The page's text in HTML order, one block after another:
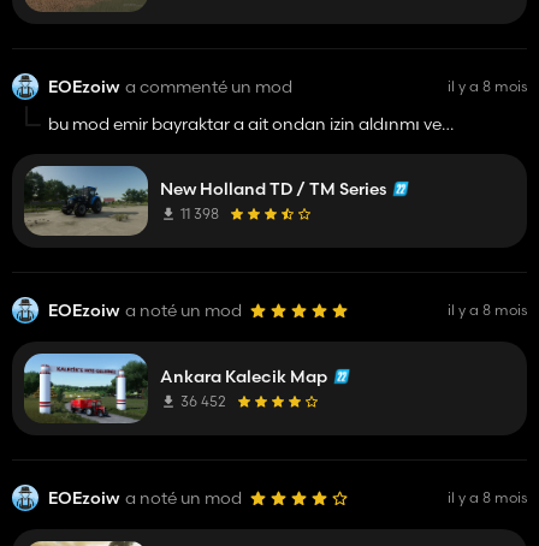
EOEzoiw a commenté un mod il y a 8 mois
bu mod emir bayraktar a ait ondan izin aldınmı ve
New Holland TD / TM Series
11 398
EOEzoiw a noté un mod il y a 8 mois
Ankara Kalecik Map
36 452
EOEzoiw a noté un mod il y a 8 mois